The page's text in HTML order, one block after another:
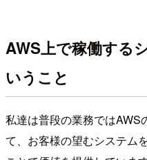
AWS上で稼働する
いうこと
私達は普段の業務ではAWS
て、お客様の望むシステム